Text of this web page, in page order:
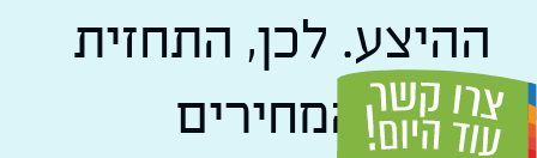
ההיצע. לכן, התחזית
היא שהמחירים